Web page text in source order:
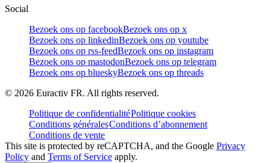
Social
Bezoek ons op facebookBezoek ons op x
Bezoek ons op linkedinBezoek ons op youtube
Bezoek ons op rss-feedBezoek ons op instagram
Bezoek ons op mastodonBezoek ons op telegram
Bezoek ons op blueskyBezoek ons op threads
© 2026 Euractiv FR. All rights reserved.
Politique de confidentialitéPolitique cookies
Conditions généralesConditions d’abonnement
Conditions de vente
This site is protected by reCAPTCHA, and the Google Privacy
Policy and Terms of Service apply.